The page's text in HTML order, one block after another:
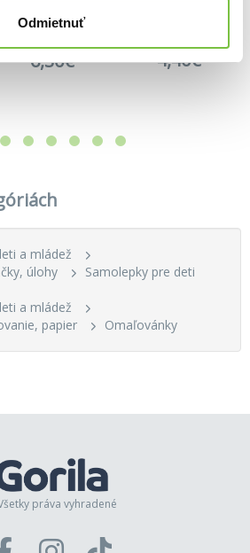
Odmietnuť
6,30€ 4,40€
a mládež
úlohy
Samolepky pre deti
a mládež
papier
Omaľovánky
práva vyhradené